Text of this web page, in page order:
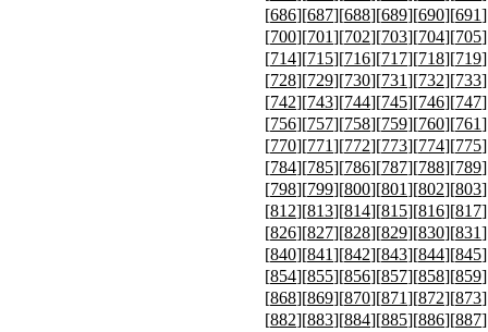
[686][687][688][689][690][691
[700][701][702][703][704][705
[714][715][716][717][718][719
[728][729][730][731][732][733
[742][743][744][745][746][747
[756][757][758][759][760][761
[770][771][772][773][774][775
[784][785][786][787][788][789
[798][799][800][801][802][803
[812][813][814][815][816][817
[826][827][828][829][830][831
[840][841][842][843][844][845
[854][855][856][857][858][859
[868][869][870][871][872][873
[882][883][884][885][886][887